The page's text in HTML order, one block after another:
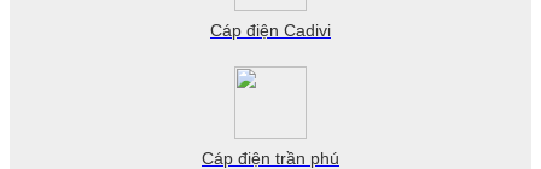
Cáp điện Cadivi
Cáp điện trần phú